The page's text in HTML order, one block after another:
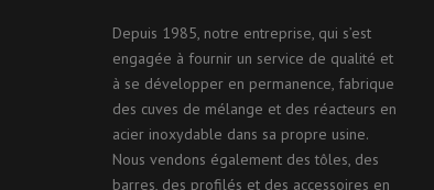
Depuis 1985, notre entreprise, qui s’est
engagée à fournir un service de qualité et
à se développer en permanence, fabrique
des cuves de mélange et des réacteurs en
acier inoxydable dans sa propre usine.
Nous vendons également des tôles, des
barres, des profilés et des accessoires en